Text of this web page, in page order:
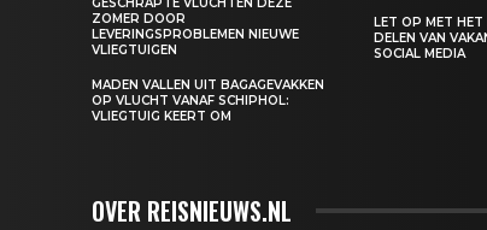
ZOMER DOOR
LEVERINGSPROBLEMEN NIEUWE
VLIEGTUIGEN
MADEN VALLEN UIT BAGAGEVAKKEN
OP VLUCHT VANAF SCHIPHOL:
VLIEGTUIG KEERT OM
LET OP MET HET
DELEN VAN
SOCIAL MEDIA
OVER REISNIEUWS.NL